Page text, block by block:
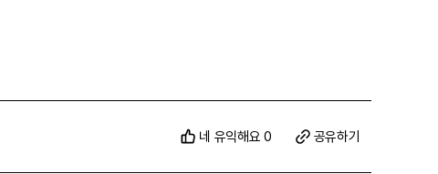
의 진단
신경학적 검사와 전기진단 및 실험실 소견의 지원을 통해 임상적
의 진단 기준은 수년에 걸쳐 발전했으며, 가장 널리 받아들여
에 의해 수정된 기준입니다. 고전적인 SPS의 현재 진단
자극에 의해 유발되는 고통스러운 경련 EMG에 의해 입증된 작
적인 운동 단위 활동의 증거 대체 진단을 뒷받침할 수 있는 다른
네 유익해요 0 공유하기